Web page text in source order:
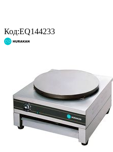
Код:EQ144233